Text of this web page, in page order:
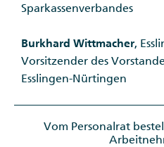
Sparkassenverbandes
Burkhard Wittmacher,
Vorsitzender des
Esslingen-Nürtingen
Vom Personalrat